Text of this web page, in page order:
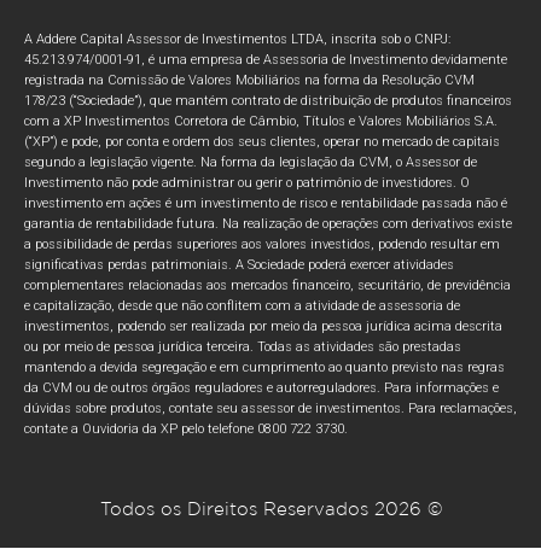
A Addere Capital Assessor de Investimentos LTDA, inscrita sob o CNPJ:
45.213.974/0001-91, é uma empresa de Assessoria de Investimento devidamente
registrada na Comissão de Valores Mobiliários na forma da Resolução CVM
178/23 (“Sociedade”), que mantém contrato de distribuição de produtos financeiros
com a XP Investimentos Corretora de Câmbio, Títulos e Valores Mobiliários S.A.
(“XP”) e pode, por conta e ordem dos seus clientes, operar no mercado de capitais
segundo a legislação vigente. Na forma da legislação da CVM, o Assessor de
Investimento não pode administrar ou gerir o patrimônio de investidores. O
investimento em ações é um investimento de risco e rentabilidade passada não é
garantia de rentabilidade futura. Na realização de operações com derivativos existe
a possibilidade de perdas superiores aos valores investidos, podendo resultar em
significativas perdas patrimoniais. A Sociedade poderá exercer atividades
complementares relacionadas aos mercados financeiro, securitário, de previdência
e capitalização, desde que não conflitem com a atividade de assessoria de
investimentos, podendo ser realizada por meio da pessoa jurídica acima descrita
ou por meio de pessoa jurídica terceira. Todas as atividades são prestadas
mantendo a devida segregação e em cumprimento ao quanto previsto nas regras
da CVM ou de outros órgãos reguladores e autorreguladores. Para informações e
dúvidas sobre produtos, contate seu assessor de investimentos. Para reclamações,
contate a Ouvidoria da XP pelo telefone 0800 722 3730.
Todos os Direitos Reservados 2026 ©